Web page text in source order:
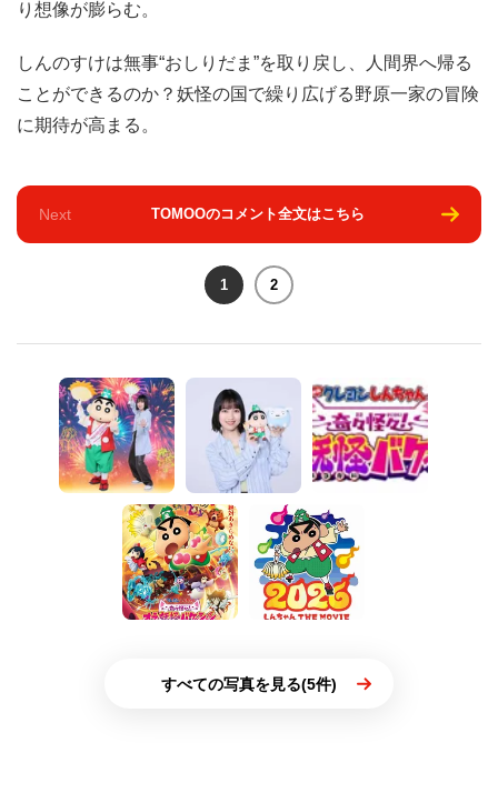
り想像が膨らむ。
しんのすけは無事“おしりだま”を取り戻し、人間界へ帰る
ことができるのか？妖怪の国で繰り広げる野原一家の冒険
に期待が高まる。
Next TOMOOのコメント全文はこちら
1 2
すべての写真を見る(5件)